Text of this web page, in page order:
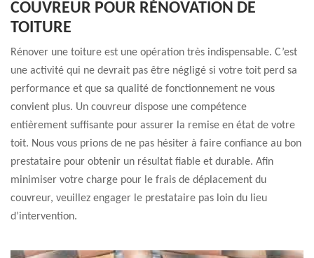
COUVREUR POUR RÉNOVATION DE
TOITURE
Rénover une toiture est une opération très indispensable. C’est
une activité qui ne devrait pas être négligé si votre toit perd sa
performance et que sa qualité de fonctionnement ne vous
convient plus. Un couvreur dispose une compétence
entièrement suffisante pour assurer la remise en état de votre
toit. Nous vous prions de ne pas hésiter à faire confiance au bon
prestataire pour obtenir un résultat fiable et durable. Afin
minimiser votre charge pour le frais de déplacement du
couvreur, veuillez engager le prestataire pas loin du lieu
d’intervention.